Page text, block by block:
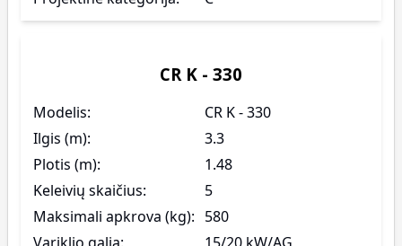
CR K - 330
Modelis:
CR K - 330
Ilgis (m):
3.3
Plotis (m):
1.48
Keleivių skaičius:
5
Maksimali apkrova (kg): 580